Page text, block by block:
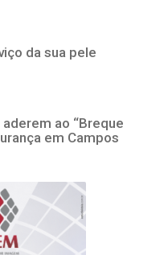
da sua pele
ao “Breque
em Campos